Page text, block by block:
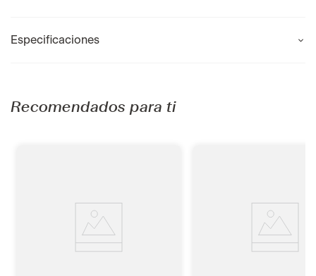
Especificaciones
Recomendados para ti